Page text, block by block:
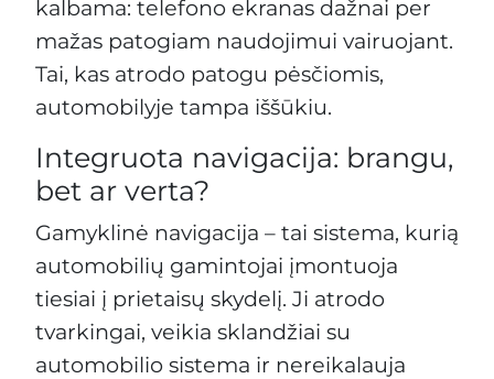
kalbama: telefono ekranas dažnai per
mažas patogiam naudojimui vairuojant.
Tai, kas atrodo patogu pėsčiomis,
automobilyje tampa iššūkiu.
Integruota navigacija: brangu,
bet ar verta?
Gamyklinė navigacija – tai sistema, kurią
automobilių gamintojai įmontuoja
tiesiai į prietaisų skydelį. Ji atrodo
tvarkingai, veikia sklandžiai su
automobilio sistema ir nereikalauja